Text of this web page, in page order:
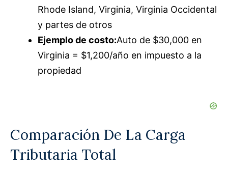
Rhode Island, Virginia, Virginia Occidental
y partes de otros
Ejemplo de costo:Auto de $30,000 en
Virginia = $1,200/año en impuesto a la
propiedad
Comparación De La Carga
Tributaria Total